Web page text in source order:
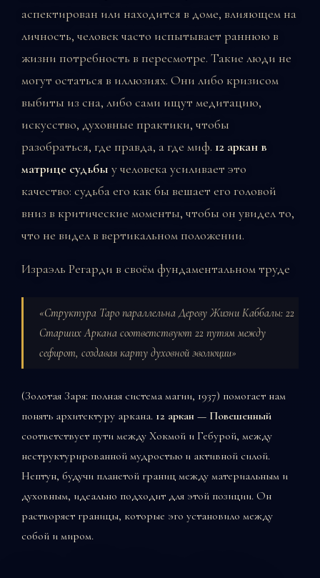
аспектирован или находится в доме, влияющем на
личность, человек часто испытывает раннюю в
жизни потребность в пересмотре. Такие люди не
могут остаться в иллюзиях. Они либо кризисом
выбиты из сна, либо сами ищут медитацию,
искусство, духовные практики, чтобы
разобраться, где правда, а где миф. 12 аркан в
матрице судьбы у человека усиливает это
качество: судьба его как бы вешает его головой
вниз в критические моменты, чтобы он увидел то,
что не видел в вертикальном положении.
Израэль Регарди в своём фундаментальном труде
«Структура Таро параллельна Дереву Жизни Каббалы: 22
Старших Аркана соответствуют 22 путям между
сефирот, создавая карту духовной эволюции»
(Золотая Заря: полная система магии, 1937) помогает нам
понять архитектуру аркана. 12 аркан — Повешенный
соответствует пути между Хокмой и Гебурой, между
неструктурированной мудростью и активной силой.
Нептун, будучи планетой границ между материальным и
духовным, идеально подходит для этой позиции. Он
растворяет границы, которые эго установило между
собой и миром.